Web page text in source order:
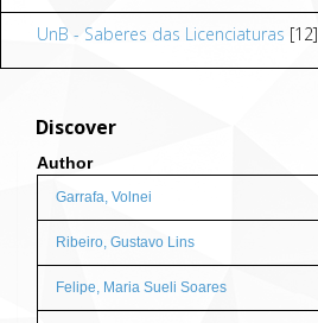
UnB - Saberes das Licenciaturas [12]
Discover
Author
Garrafa, Volnei
Ribeiro, Gustavo Lins
Felipe, Maria Sueli Soares